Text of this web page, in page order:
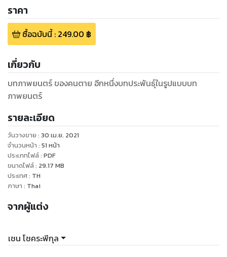
ราคา
ซื้อฉบับนี้: 249.00 ฿
เกี่ยวกับ
บทภาพยนตร์ ของคนตาย อีกหนึ่งบทประพันธุ์ในรูปแบบบท
ภาพยนตร์
รายละเอียด
วันวางขาย : 30 เม.ย. 2021
จำนวนหน้า : 51 หน้า
ประเภทไฟล์: PDF
ขนาดไฟล์: 29.17 MB
ประเทศ: TH
ภาษา : Thai
จากผู้แต่ง
เชน โชคระพีกุล